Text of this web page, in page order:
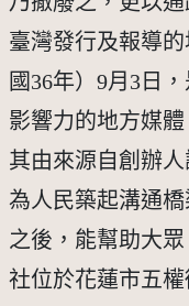
臺灣發行及報導
國36年）9月3日
影響力的地方媒
其由來源自創辦
為人民築起溝通
之後，能幫助大
社位於花蓮市五